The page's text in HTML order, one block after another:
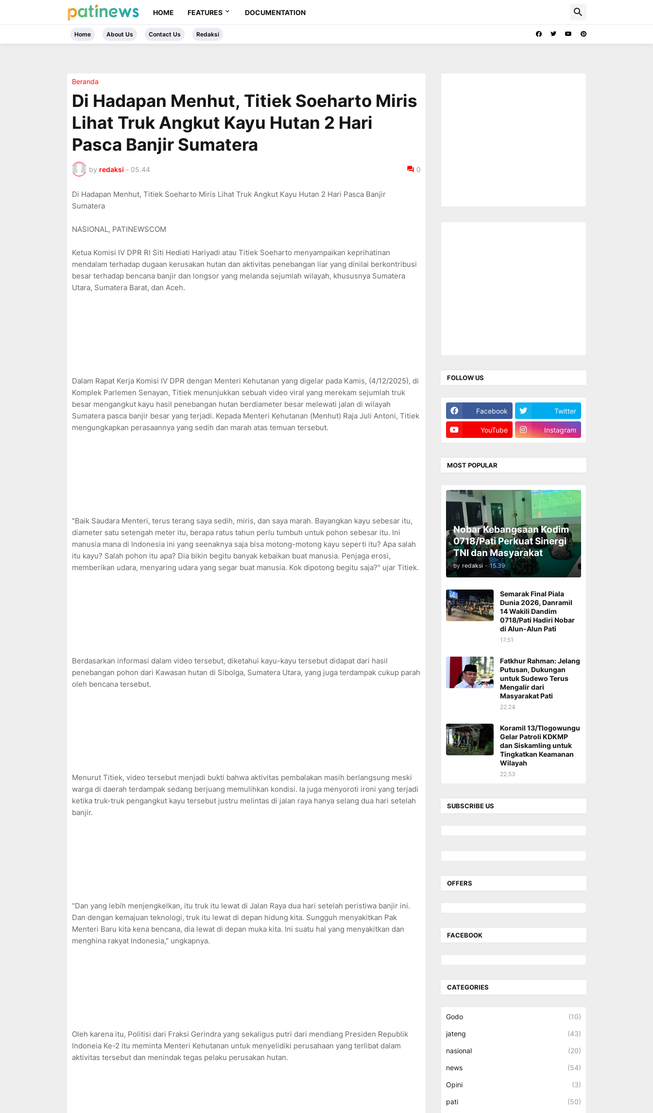
HOME FEATURES DOCUMENTATION
Home About Us Contact Us Redaksi
Beranda
Di Hadapan Menhut, Titiek Soeharto Miris
Lihat Truk Angkut Kayu Hutan 2 Hari
Pasca Banjir Sumatera
by redaksi - 05.44 0
Di Hadapan Menhut, Titiek Soeharto Miris Lihat Truk Angkut Kayu Hutan 2 Hari Pasca Banjir
Sumatera
NASIONAL, PATINEWSCOM
Ketua Komisi IV DPR RI Siti Hediati Hariyadi atau Titiek Soeharto menyampaikan keprihatinan
mendalam terhadap dugaan kerusakan hutan dan aktivitas penebangan liar yang dinilai berkontribusi
besar terhadap bencana banjir dan longsor yang melanda sejumlah wilayah, khususnya Sumatera
Utara, Sumatera Barat, dan Aceh.
Dalam Rapat Kerja Komisi IV DPR dengan Menteri Kehutanan yang digelar pada Kamis, (4/12/2025), di
Komplek Parlemen Senayan, Titiek menunjukkan sebuah video viral yang merekam sejumlah truk
besar mengangkut kayu hasil penebangan hutan berdiameter besar melewati jalan di wilayah
Sumatera pasca banjir besar yang terjadi. Kepada Menteri Kehutanan (Menhut) Raja Juli Antoni, Titiek
mengungkapkan perasaannya yang sedih dan marah atas temuan tersebut.
"Baik Saudara Menteri, terus terang saya sedih, miris, dan saya marah. Bayangkan kayu sebesar itu,
diameter satu setengah meter itu, berapa ratus tahun perlu tumbuh untuk pohon sebesar itu. Ini
manusia mana di Indonesia ini yang seenaknya saja bisa motong-motong kayu seperti itu? Apa salah
itu kayu? Salah pohon itu apa? Dia bikin begitu banyak kebaikan buat manusia. Penjaga erosi,
memberikan udara, menyaring udara yang segar buat manusia. Kok dipotong begitu saja?" ujar Titiek.
Berdasarkan informasi dalam video tersebut, diketahui kayu-kayu tersebut didapat dari hasil
penebangan pohon dari Kawasan hutan di Sibolga, Sumatera Utara, yang juga terdampak cukup parah
oleh bencana tersebut.
Menurut Titiek, video tersebut menjadi bukti bahwa aktivitas pembalakan masih berlangsung meski
warga di daerah terdampak sedang berjuang memulihkan kondisi. Ia juga menyoroti ironi yang terjadi
ketika truk-truk pengangkut kayu tersebut justru melintas di jalan raya hanya selang dua hari setelah
banjir.
"Dan yang lebih menjengkelkan, itu truk itu lewat di Jalan Raya dua hari setelah peristiwa banjir ini.
Dan dengan kemajuan teknologi, truk itu lewat di depan hidung kita. Sungguh menyakitkan Pak
Menteri Baru kita kena bencana, dia lewat di depan muka kita. Ini suatu hal yang menyakitkan dan
menghina rakyat Indonesia," ungkapnya.
Oleh karena itu, Politisi dari Fraksi Gerindra yang sekaligus putri dari mendiang Presiden Republik
Indoneia Ke-2 itu meminta Menteri Kehutanan untuk menyelidiki perusahaan yang terlibat dalam
aktivitas tersebut dan menindak tegas pelaku perusakan hutan.
FOLLOW US
Facebook Twitter
YouTube Instagram
MOST POPULAR
Nobar Kebangsaan Kodim
0718/Pati Perkuat Sinergi
TNI dan Masyarakat
by redaksi - 15.39
Semarak Final Piala
Dunia 2026, Danramil
14 Wakili Dandim
0718/Pati Hadiri Nobar
di Alun-Alun Pati
17.51
Fatkhur Rahman: Jelang
Putusan, Dukungan
untuk Sudewo Terus
Mengalir dari
Masyarakat Pati
22.24
Koramil 13/Tlogowungu
Gelar Patroli KDKMP
dan Siskamling untuk
Tingkatkan Keamanan
Wilayah
22.53
SUBSCRIBE US
OFFERS
FACEBOOK
CATEGORIES
Godo (10)
jateng (43)
nasional (20)
news (54)
Opini (3)
pati (50)